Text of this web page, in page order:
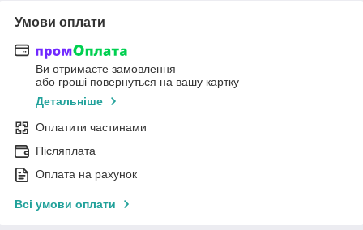
Умови оплати
Ви отримаєте замовлення
або гроші повернуться на вашу картку
Детальніше
Оплатити частинами
Післяплата
Оплата на рахунок
Всі умови оплати